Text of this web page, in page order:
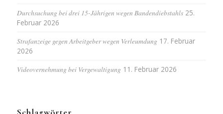
Durchsuchung bei drei 15-Jährigen wegen Bandendiebstahls 25.
Februar 2026
Strafanzeige gegen Arbeitgeber wegen Verleumdung 17. Februar
2026
Videovernehmung bei Vergewaltigung 11. Februar 2026